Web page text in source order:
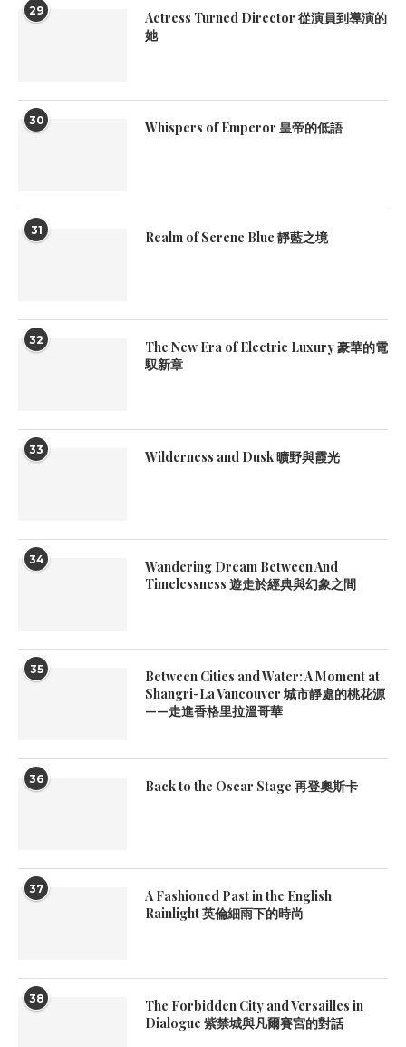
29
Actress Turned Director 從演員到導演的
她
30 Whispers of Emperor 皇帝的低語
31 Realm of Serene Blue 靜藍之境
32
The New Era of Electric Luxury 豪華的電
馭新章
33 Wilderness and Dusk 曠野與霞光
34
Wandering Dream Between And
Timelessness 遊走於經典與幻象之間
35
Between Cities and Water: A Moment at
Shangri-La Vancouver 城市靜處的桃花源
——走進香格里拉溫哥華
36 Back to the Oscar Stage 再登奧斯卡
37
A Fashioned Past in the English
Rainlight 英倫細雨下的時尚
38
The Forbidden City and Versailles in
Dialogue 紫禁城與凡爾賽宮的對話